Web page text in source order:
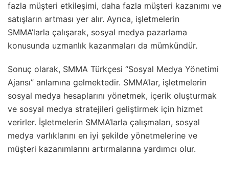
fazla müşteri etkileşimi, daha fazla müşteri kazanımı ve
satışların artması yer alır. Ayrıca, işletmelerin
SMMA’larla çalışarak, sosyal medya pazarlama
konusunda uzmanlık kazanmaları da mümkündür.
Sonuç olarak, SMMA Türkçesi “Sosyal Medya Yönetimi
Ajansı” anlamına gelmektedir. SMMA’lar, işletmelerin
sosyal medya hesaplarını yönetmek, içerik oluşturmak
ve sosyal medya stratejileri geliştirmek için hizmet
verirler. İşletmelerin SMMA’larla çalışmaları, sosyal
medya varlıklarını en iyi şekilde yönetmelerine ve
müşteri kazanımlarını artırmalarına yardımcı olur.